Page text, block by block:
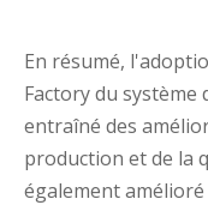
En résumé,
Factory du système
entraîné des
production et de la
également